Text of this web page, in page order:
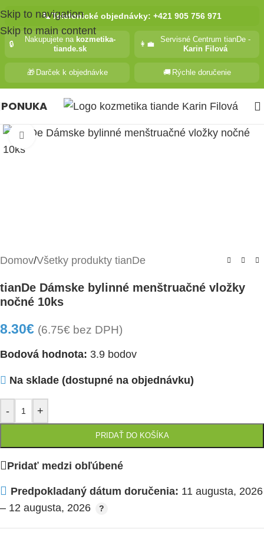
Skip to navigation
Skip to main content
📞Telefonické objednávky: +421 905 756 971
🔒
Nakupujete na kozmetika-
tiande.sk
👩‍💼
Servisné Centrum tianDe -
Karin Filová
🎁 Darček k objednávke 🚚 Rýchle doručenie
PONUKA
Kliknite pre zväčšenie
Domov/Všetky produkty tianDe
tianDe Dámske bylinné menštruačné vložky
nočné 10ks
8.30€ (6.75€ bez DPH)
Bodová hodnota: 3.9 bodov
Na sklade (dostupné na objednávku)
- +
PRIDAŤ DO KOŠÍKA
Pridať medzi obľúbené
Predpokladaný dátum doručenia: 11 augusta, 2026
– 12 augusta, 2026